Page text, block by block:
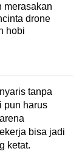
merasakan
drone
hobi
tanpa
pun harus
bisa jadi
ketat.